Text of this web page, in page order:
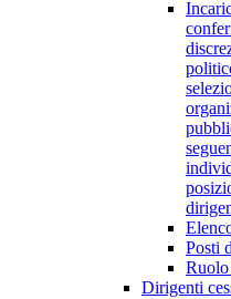
Posti
Dirigenti